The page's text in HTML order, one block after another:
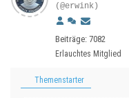
(@erwink)
Beiträge: 7082
Erlauchtes Mitglied
Themenstarter